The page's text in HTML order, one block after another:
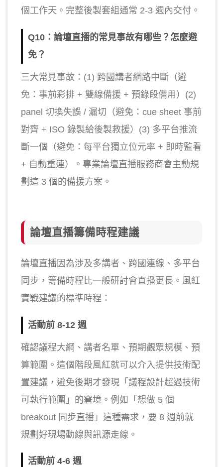
個工作天。完整後製套組通常 2-3 週內交付。
Q10：論壇直播的常見事故有哪些？怎麼避
免？
三大常見事故：(1) 跨國講者網路中斷（避
免：事前彩排 + 雙線備援 + 預錄段備用）(2)
panel 切換失誤 / 漏切（避免：cue sheet 事前
對齊 + ISO 錄製給後製救援）(3) 多平台推流
斷一個（避免：每平台獨立位元率 + 即時監看
+ 自動重連）。專業論壇直播服務商會主動規
劃這 3 個的備援方案。
論壇直播籌備時程建議
論壇直播因為涉及多講者、跨國連線、多平台
同步，籌備時程比一般研討會直播更長。風紅
實戰建議的標準時程：
活動前 8-12 週
確認議程大綱、講者名單、預期觀眾規模、預
算範圍。這個階段風紅就可以介入提供技術配
置建議，避免後期才發現「議程設計超過技術
可執行範圍」的窘境。例如「想做 5 個
breakout 同步直播」這種需求，要 8 週前就
規劃好現場動線與訊源走線。
活動前 4-6 週